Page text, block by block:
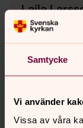
Samtycke
Vi använder
Vissa av våra
Laila
Diakon,
Direkt:08-
E-post: